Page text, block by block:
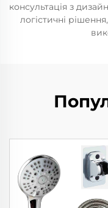
консультація з
логістичні